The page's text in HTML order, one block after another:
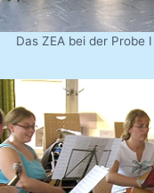
Das ZEA bei der Probe I